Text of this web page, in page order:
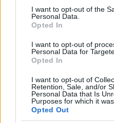
consent section.
I want to opt-out of the
Personal Data.
Opted In
I want to opt-out of
Personal Data for
Opted In
I want to opt-out of
Retention, Sale, and/or
Personal Data that Is
Purposes for which it
Opted Out
της βασιλικής
φρεσκάρουν το
Camilla, η Eugenieκαι
οικογένειας πρέπει να
Δείτε ακόμη:Όταν η